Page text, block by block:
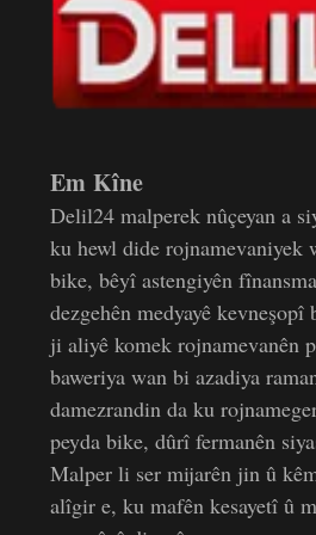
Em Kîne
Delil24 malperek nûçeyan a
ku hewl dide rojnamevaniyek
bike, bêyî astengiyên
dezgehên medyayê
ji aliyê komek rojnamevanên
baweriya wan bi azadiya
damezrandin da ku
peyda bike, dûrî fermanên
Malper li ser mijarên jin û
alîgir e, ku mafên kesayetî û